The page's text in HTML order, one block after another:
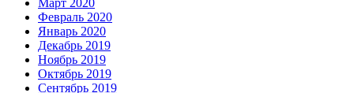
Март 2020
Февраль 2020
Январь 2020
Декабрь 2019
Ноябрь 2019
Октябрь 2019
Сентябрь 2019